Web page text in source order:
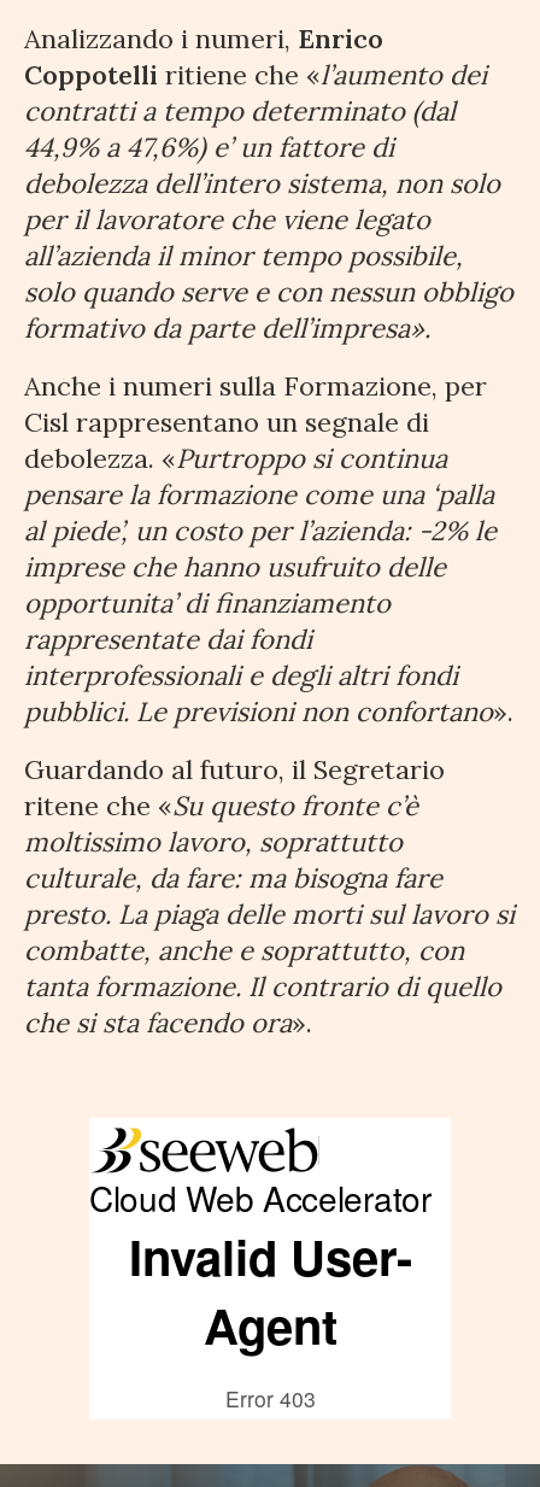
Analizzando i numeri, Enrico
Coppotelli ritiene che «l’aumento dei
contratti a tempo determinato (dal
44,9% a 47,6%) e’ un fattore di
debolezza dell’intero sistema, non solo
per il lavoratore che viene legato
all’azienda il minor tempo possibile,
solo quando serve e con nessun obbligo
formativo da parte dell’impresa».
Anche i numeri sulla Formazione, per
Cisl rappresentano un segnale di
debolezza. «Purtroppo si continua
pensare la formazione come una ‘palla
al piede’, un costo per l’azienda: -2% le
imprese che hanno usufruito delle
opportunita’ di finanziamento
rappresentate dai fondi
interprofessionali e degli altri fondi
pubblici. Le previsioni non confortano».
Guardando al futuro, il Segretario
ritene che «Su questo fronte c’è
moltissimo lavoro, soprattutto
culturale, da fare: ma bisogna fare
presto. La piaga delle morti sul lavoro si
combatte, anche e soprattutto, con
tanta formazione. Il contrario di quello
che si sta facendo ora».